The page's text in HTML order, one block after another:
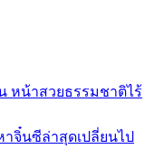
หน้าสวยธรรมชาติไร้
าจิ๋นซีล่าสุดเปลี่ยนไป